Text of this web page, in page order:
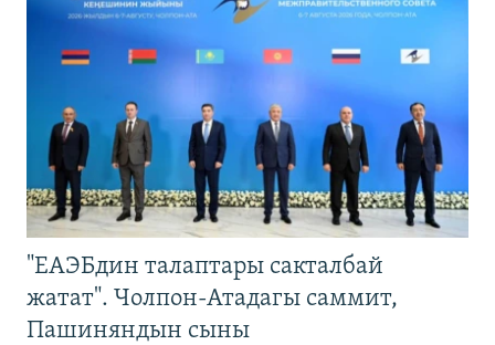
"ЕАЭБдин талаптары сакталбай
жатат". Чолпон-Атадагы саммит,
Пашиняндын сыны